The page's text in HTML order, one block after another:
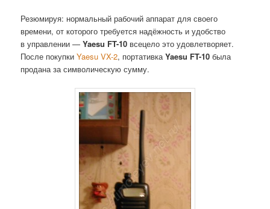
Резюмируя: нормальный рабочий аппарат для своего
времени, от которого требуется надёжность и удобство
в управлении —Yaesu FT-10 всецело это удовлетворяет.
После покупкиYaesu VX-2, портативкаYaesu FT-10 была
продана за символическую сумму.